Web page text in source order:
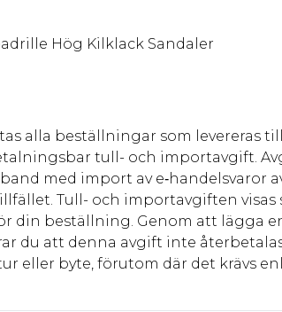
Hög Kilklack Sandaler
alla beställningar som levereras till
tull- och importavgift.
med import av e‑handelsvaror
Tull- och importavgiften visas
din beställning. Genom att lägga
du att denna avgift inte
eller byte, förutom där det krävs